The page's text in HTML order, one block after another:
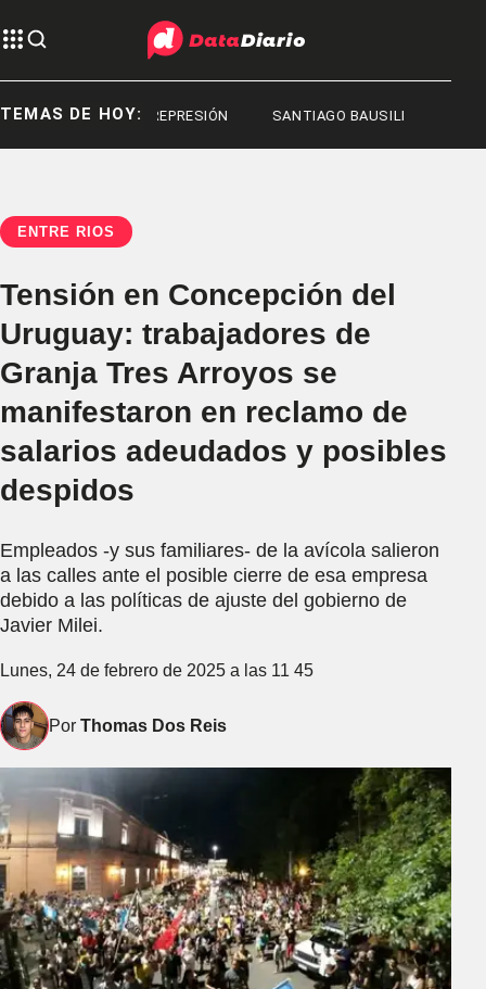
TEMAS DE HOY:REPRESIÓN SANTIAGO BAUSILI
ENTRE RÍOS
Tensión en Concepción del
Uruguay: trabajadores de
Granja Tres Arroyos se
manifestaron en reclamo de
salarios adeudados y posibles
despidos
Empleados -y sus familiares- de la avícola salieron
a las calles ante el posible cierre de esa empresa
debido a las políticas de ajuste del gobierno de
Javier Milei.
Lunes, 24 de febrero de 2025 a las 11 45
Por Thomas Dos Reis